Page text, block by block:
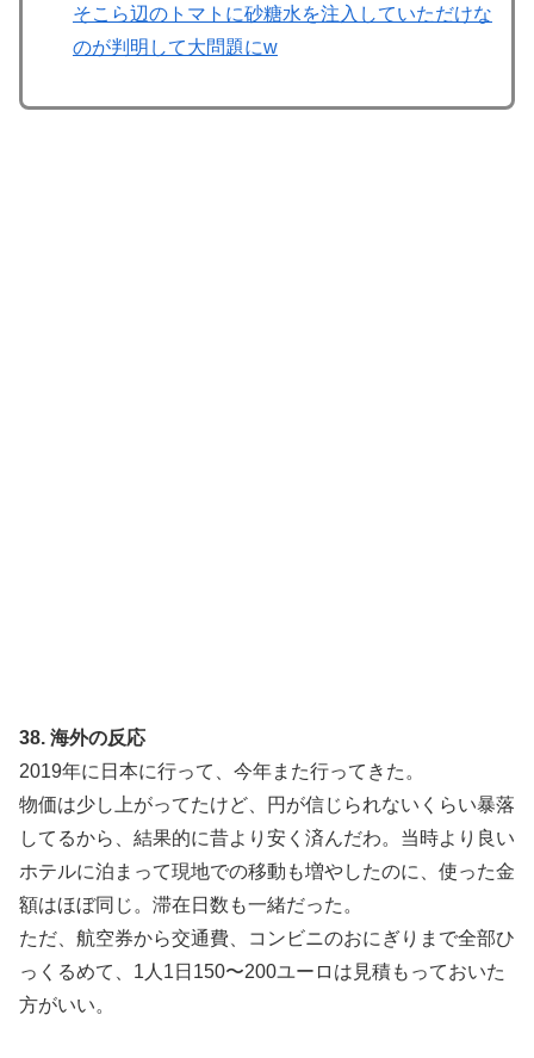
そこら辺のトマトに砂糖水を注入していただけな
のが判明して大問題にw
38. 海外の反応
2019年に日本に行って、今年また行ってきた。
物価は少し上がってたけど、円が信じられないくらい暴落
してるから、結果的に昔より安く済んだわ。当時より良い
ホテルに泊まって現地での移動も増やしたのに、使った金
額はほぼ同じ。滞在日数も一緒だった。
ただ、航空券から交通費、コンビニのおにぎりまで全部ひ
っくるめて、1人1日150〜200ユーロは見積もっておいた
方がいい。